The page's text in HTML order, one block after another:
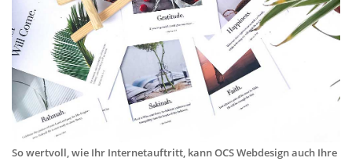
So wertvoll, wie Ihr Internetauftritt, kann OCS Webdesign auch Ihre